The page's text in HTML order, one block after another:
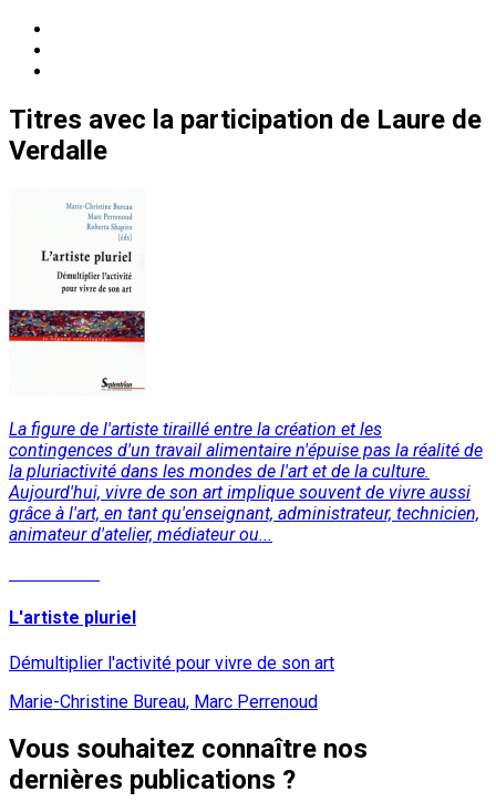
Titres avec la participation de Laure de
Verdalle
La figure de l'artiste tiraillé entre la création et les
contingences d'un travail alimentaire n'épuise pas la réalité de
la pluriactivité dans les mondes de l'art et de la culture.
Aujourd'hui, vivre de son art implique souvent de vivre aussi
grâce à l'art, en tant qu'enseignant, administrateur, technicien,
animateur d'atelier, médiateur ou...
L'artiste pluriel
Démultiplier l'activité pour vivre de son art
Marie-Christine Bureau, Marc Perrenoud
Vous souhaitez connaître nos
dernières publications ?